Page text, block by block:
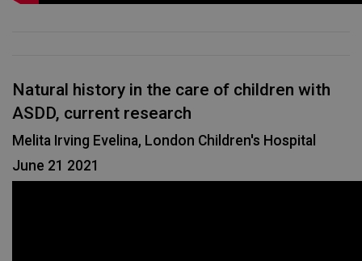
Natural history in the care of children with
ASDD, current research
Melita Irving Evelina, London Children's Hospital
June 21 2021